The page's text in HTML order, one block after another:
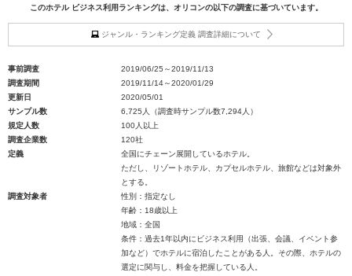
このホテル ビジネス利用ランキングは、オリコンの以下の調査に基づいています。
ジャンル・ランキング定義 調査詳細について
事前調査
2019/06/25～2019/11/13
調査期間
2019/11/14～2020/01/29
更新日
2020/05/01
サンプル数
6,725人（調査時サンプル数7,294人）
規定人数
100人以上
調査企業数
120社
定義
全国にチェーン展開しているホテル。
ただし、リゾートホテル、カプセルホテル、旅館などは対象外
とする。
調査対象者
性別：指定なし
年齢：18歳以上
地域：全国
条件：過去1年以内にビジネス利用（出張、会議、イベント参
加など）でホテルに宿泊したことがある人。その際、ホテルの
選定に関与し、料金を把握している人。